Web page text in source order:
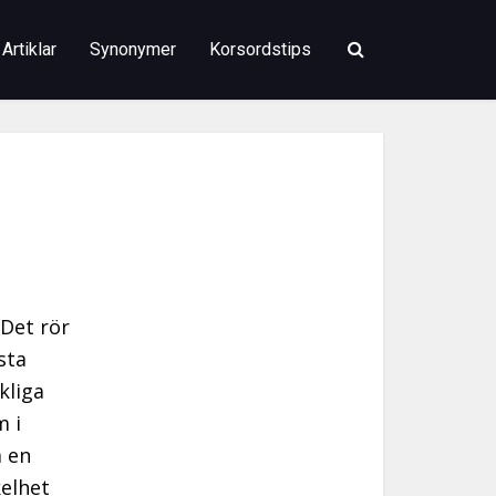
Artiklar Synonymer Korsordstips
rör
i
en